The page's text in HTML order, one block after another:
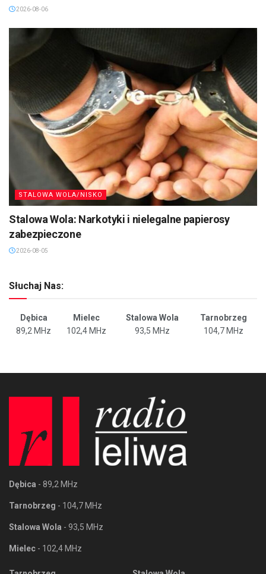
2026-08-06
STALOWA WOLA/NISKO
Stalowa Wola: Narkotyki i nielegalne papierosy
zabezpieczone
2026-08-05
Słuchaj Nas:
Dębica Mielec Stalowa Wola
Tarnobrzeg
89,2 MHz
102,4 MHz 93,5 MHz 104,7 MHz
Dębica - 89,2 MHz
Tarnobrzeg - 104,7 MHz
Stalowa Wola - 93,5 MHz
Mielec - 102,4 MHz